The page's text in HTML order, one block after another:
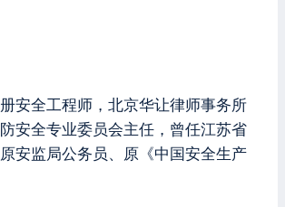
安全工程师，北京华让律师事务所
安全专业委员会主任，曾任江苏省
安监局公务员、原《中国安全生产